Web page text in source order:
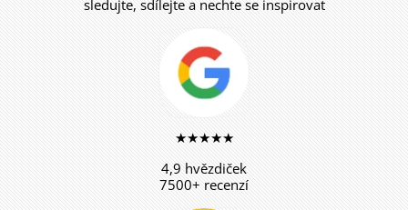
sledujte, sdílejte a nechte se inspirovat
★★★★★
4,9 hvězdiček
7500+ recenzí